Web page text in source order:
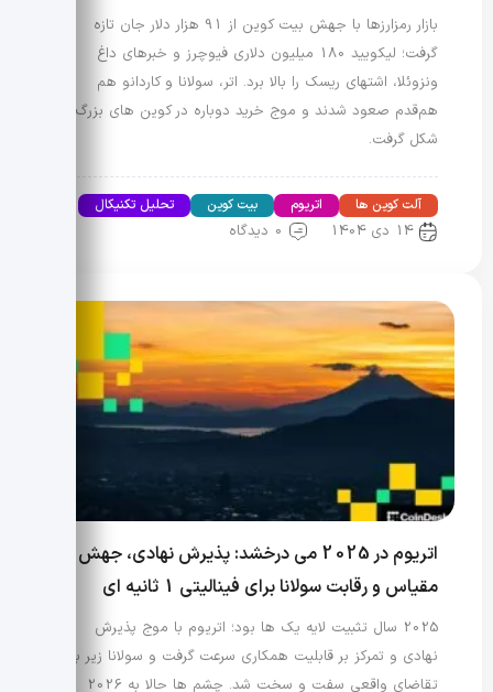
بازار رمزارزها با جهش بیت کوین از 91 هزار دلار جان تازه
گرفت؛ لیکویید 180 میلیون دلاری فیوچرز و خبرهای داغ
ونزوئلا، اشتهای ریسک را بالا برد. اتر، سولانا و کاردانو هم
هم‌قدم صعود شدند و موج خرید دوباره در کوین های بزرگ
شکل گرفت.
آلت کوین ها اتریوم بیت کوین تحلیل تکنیکال
14 دی 1404 0 دیدگاه
اتریوم در 2025 می درخشد: پذیرش نهادی، جهش
مقیاس و رقابت سولانا برای فینالیتی 1 ثانیه ای
2025 سال تثبیت لایه یک ها بود؛ اتریوم با موج پذیرش
نهادی و تمرکز بر قابلیت همکاری سرعت گرفت و سولانا زیر بار
تقاضای واقعی سفت و سخت شد. چشم ها حالا به 2026